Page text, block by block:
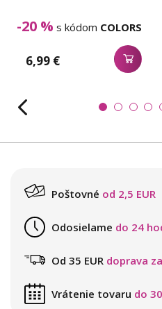
-20 % s kódom COLORS
6,99 €
Poštovné od 2,5 EUR
Odosielame do 24
Od 35 EUR doprava
Vrátenie tovaru do